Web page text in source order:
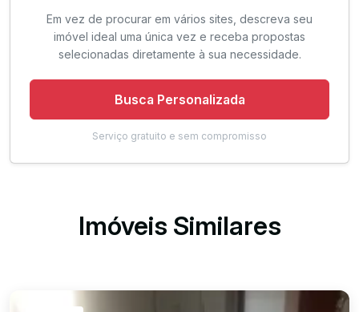
Em vez de procurar em vários sites, descreva seu
imóvel ideal uma única vez e receba propostas
selecionadas diretamente à sua necessidade.
Busca Personalizada
Serviço gratuito e sem compromisso
Imóveis Similares